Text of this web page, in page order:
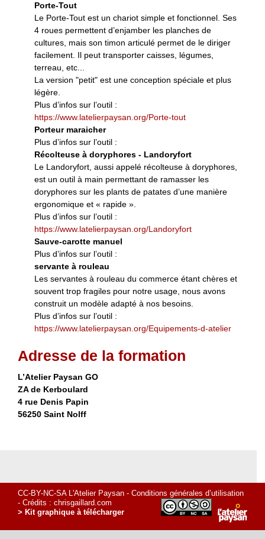
Porte-Tout
Le Porte-Tout est un chariot simple et fonctionnel. Ses
4 roues permettent d’enjamber les planches de
cultures, mais son timon articulé permet de le diriger
facilement. Il peut transporter caisses, légumes,
terreau, etc...
La version "petit" est une conception spéciale et plus
légère.
Plus d’infos sur l’outil :
https://www.latelierpaysan.org/Porte-tout
Porteur maraicher
Plus d’infos sur l’outil :
Récolteuse à doryphores - Landoryfort
Le Landoryfort, aussi appelé récolteuse à doryphores,
est un outil à main permettant de ramasser les
doryphores sur les plants de patates d’une manière
ergonomique et « rapide ».
Plus d’infos sur l’outil :
https://www.latelierpaysan.org/Landoryfort
Sauve-carotte manuel
Plus d’infos sur l’outil :
servante à rouleau
Les servantes à rouleau du commerce étant chères et
souvent trop fragiles pour notre usage, nous avons
construit un modèle adapté à nos besoins.
Plus d’infos sur l’outil :
https://www.latelierpaysan.org/Equipements-d-atelier
Adresse de la formation
L’Atelier Paysan GO
ZA de Kerboulard
4 rue Denis Papin
56250 Saint Nolff
CC-BY-NC-SA L'Atelier Paysan - Conditions générales d’utilisation
- Crédits : chrisgaillard.com
> Kit graphique à télécharger